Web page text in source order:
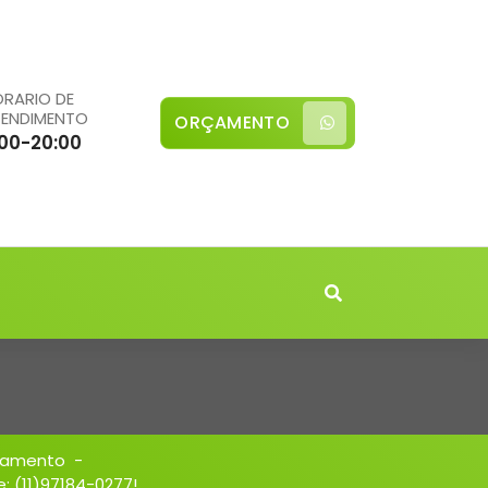
DE
20:00
ORÇAMENTO
-